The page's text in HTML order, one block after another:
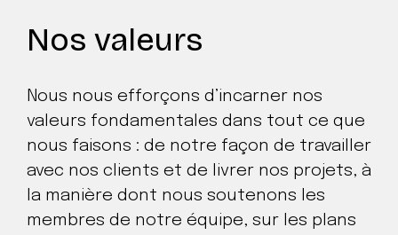
Nos valeurs
Nous nous efforçons d’incarner nos
valeurs fondamentales dans tout ce que
nous faisons : de notre façon de travailler
avec nos clients et de livrer nos projets, à
la manière dont nous soutenons les
membres de notre équipe, sur les plans